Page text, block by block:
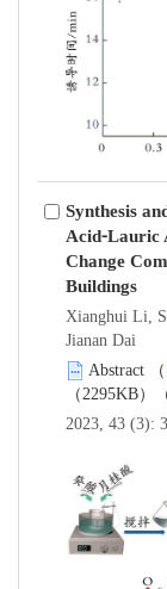
Synthesis
Acid⁃Lauric
Change
Buildings
Xianghui Li,
Jianan Dai
Abstract （
（2295KB）
2023, 43 (3):